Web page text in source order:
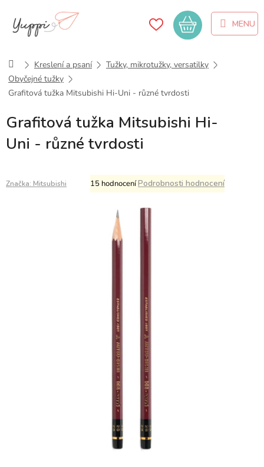
obsah
Nákupní
košík
DomůKreslení a psaní
Tužky, mikrotužky, versatilky
Obyčejné tužky
Grafitová tužka Mitsubishi Hi-Uni - různé tvrdosti
Grafitová tužka Mitsubishi Hi-
Uni - různé tvrdosti
Průměrné
hodnocení
15 hodnoceníPodrobnosti hodnocení
Značka: Mitsubishi